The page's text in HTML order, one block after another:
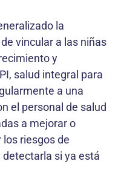
la
vincular a las niñas
y
salud integral para
a una
el personal de salud
a mejorar o
riesgos de
si ya está